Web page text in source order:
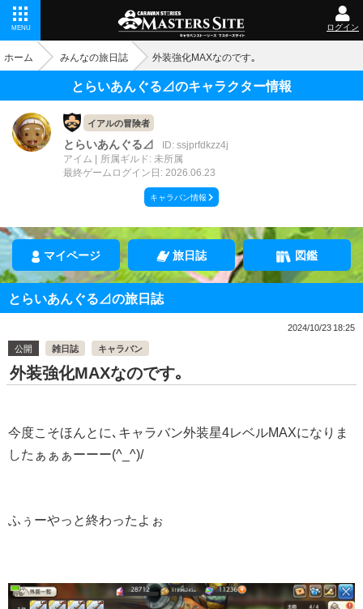
MENU ログイン
ホーム みんなの旅日誌 外装強化MAXなのです｡
とらいあんぐる⊿のキャラクター情報
イアルの冒険者
とらいあんぐる⊿
ID: ssjprfdkzz4j
アイム
所属ギルド: 未所属
最終ゲームログイン日: 2026.06.23
キャラバン情報
マイページ 旅日誌 図鑑
とらいあんぐる⊿の旅日誌
2024/10/23 18:25
公開
雑日誌 キャラバン
外装強化MAXなのです｡
今度こそほんとに､キャラバン外装星4レベルMAXになりま
したぁぁぁーーー(^_^)/
ふぅーやっと終わったよぉ